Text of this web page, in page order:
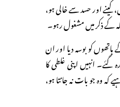
اور حسد سے خالی ہو،
کے ذکر میں مشغول رہو۔
کو بوسہ دیا اور ان
انہیں اپنی غلطی کا
وہ جو بات نہ جانتا ہو،